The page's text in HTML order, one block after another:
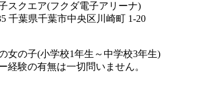
スクエア(フクダ電子アリーナ)
千葉県千葉市中央区川崎町 1-20
女の子(小学校1年生～中学校3年生)
経験の有無は一切問いません。